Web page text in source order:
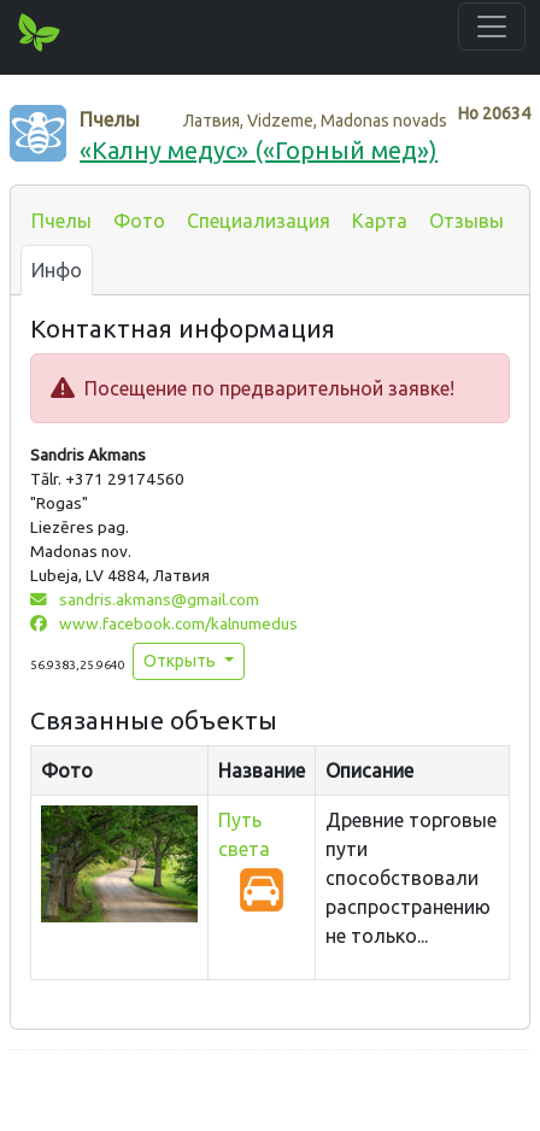
Нo 20634
Пчелы Латвия, Vidzeme, Madonas novads
«Калну медус» («Горный мед»)
Пчелы Фото Специализация Карта Отзывы
Инфо
Контактная информация
Посещение по предварительной заявке!
Sandris Akmans
Tālr. +371 29174560
"Rogas"
Liezēres pag.
Madonas nov.
Lubeja, LV 4884, Латвия
sandris.akmans@gmail.com
www.facebook.com/kalnumedus
56.9383,25.9640 Открыть
Связанные объекты
Фото Название Описание
Путь
света
Древние торговые
пути
способствовали
распространению
не только...